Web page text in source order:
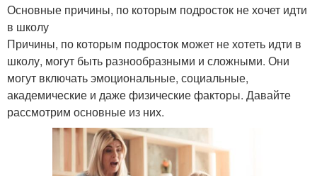
Основные причины, по которым подросток не хочет идти
в школу
Причины, по которым подросток может не хотеть идти в
школу, могут быть разнообразными и сложными. Они
могут включать эмоциональные, социальные,
академические и даже физические факторы. Давайте
рассмотрим основные из них.